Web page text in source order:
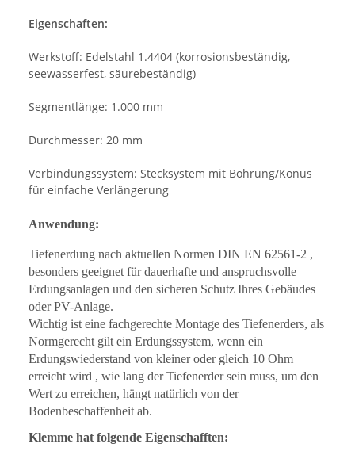
Eigenschaften:
Werkstoff: Edelstahl 1.4404 (korrosionsbeständig,
seewasserfest, säurebeständig)
Segmentlänge: 1.000 mm
Durchmesser: 20 mm
Verbindungssystem: Stecksystem mit Bohrung/Konus
für einfache Verlängerung
Anwendung:
Tiefenerdung nach aktuellen Normen DIN EN 62561-2 ,
besonders geeignet für dauerhafte und anspruchsvolle
Erdungsanlagen und den sicheren Schutz Ihres Gebäudes
oder PV-Anlage.
Wichtig ist eine fachgerechte Montage des Tiefenerders, als
Normgerecht gilt ein Erdungssystem, wenn ein
Erdungswiederstand von kleiner oder gleich 10 Ohm
erreicht wird , wie lang der Tiefenerder sein muss, um den
Wert zu erreichen, hängt natürlich von der
Bodenbeschaffenheit ab.
Klemme hat folgende Eigenschafften: